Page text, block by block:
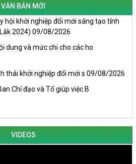
VĂN BẢN MỚI
hội khởi nghiệp đổi mới sáng tạo tỉnh
2024) 09/08/2026
dung và mức chi cho các ho
thái khởi nghiệp đổi mới s 09/08/2026
Chỉ đạo và Tổ giúp việc B
VIDEOS